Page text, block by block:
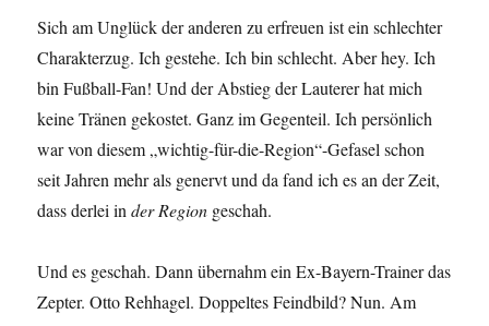
Sich am Unglück der anderen zu erfreuen ist ein schlechter
Charakterzug. Ich gestehe. Ich bin schlecht. Aber hey. Ich
bin Fußball-Fan! Und der Abstieg der Lauterer hat mich
keine Tränen gekostet. Ganz im Gegenteil. Ich persönlich
war von diesem „wichtig-für-die-Region“-Gefasel schon
seit Jahren mehr als genervt und da fand ich es an der Zeit,
dass derlei inder Region geschah.
Und es geschah. Dann übernahm ein Ex-Bayern-Trainer das
Zepter. Otto Rehhagel. Doppeltes Feindbild? Nun. Am